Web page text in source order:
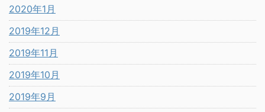
2020年1月
2019年12月
2019年11月
2019年10月
2019年9月